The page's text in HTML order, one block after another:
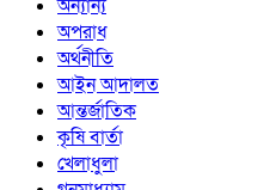
অন্যান্য
অপরাধ
অর্থনীতি
আইন আদালত
আন্তর্জাতিক
কৃষি বার্তা
খেলাধুলা